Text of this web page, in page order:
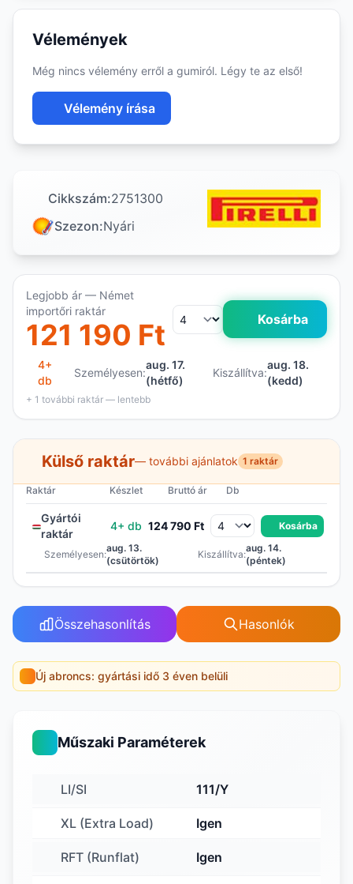
Vélemények
Még nincs vélemény erről a gumiról. Légy te az első!
Vélemény írása
Cikkszám:2751300
Szezon:Nyári
Legjobb ár — Német
importőri raktár
121 190 Ft Kosárba
4+
db
Személyesen:
aug. 17.
(hétfő)
Kiszállítva:
aug. 18.
(kedd)
+ 1 további raktár — lentebb
Külső raktár— további ajánlatok 1 raktár
Raktár Készlet Bruttó ár Db
Gyártói
raktár
4+ db 124 790 Ft Kosárba
Személyesen:
aug. 13.
(csütörtök)
Kiszállítva:
aug. 14.
(péntek)
Összehasonlítás Hasonlók
Új abroncs: gyártási idő 3 éven belüli
Műszaki Paraméterek
LI/SI 111/Y
XL (Extra Load) Igen
RFT (Runflat) Igen